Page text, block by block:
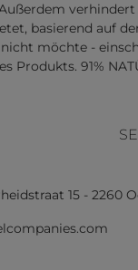
basierend auf
möchte -
Produkts. 91%
15 - 2260